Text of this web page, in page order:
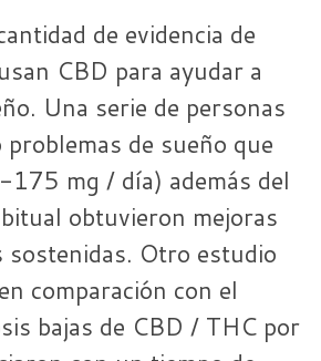
de evidencia de
CBD para ayudar a
Una serie de personas
problemas de sueño que
mg / día) además del
obtuvieron mejoras
sostenidas. Otro estudio
comparación con el
bajas de CBD / THC por